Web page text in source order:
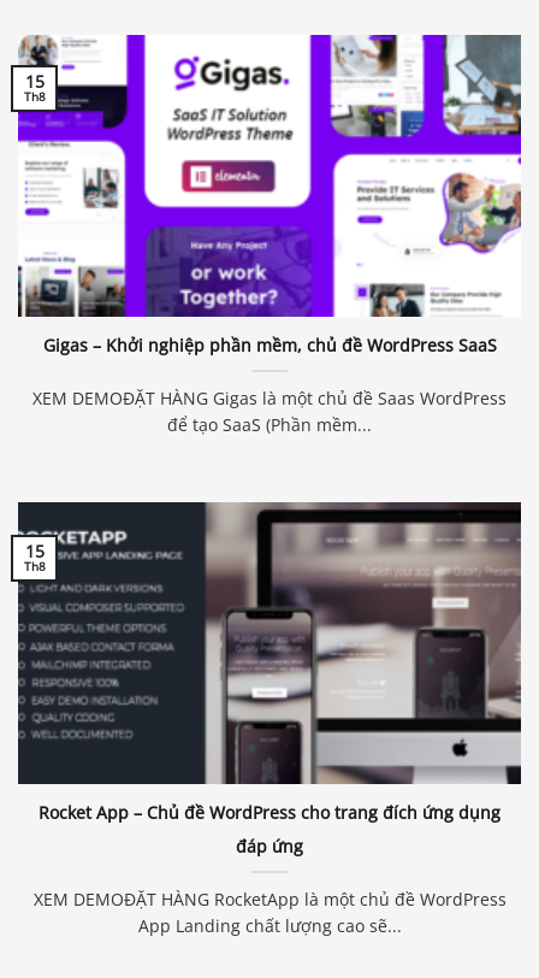
Gigas – Khởi nghiệp phần mềm, chủ đề WordPress SaaS
XEM DEMOĐẶT HÀNG Gigas là một chủ đề Saas WordPress
để tạo SaaS (Phần mềm...
15
Th8
Rocket App – Chủ đề WordPress cho trang đích ứng dụng
đáp ứng
XEM DEMOĐẶT HÀNG RocketApp là một chủ đề WordPress
App Landing chất lượng cao sẽ...
15
Th8